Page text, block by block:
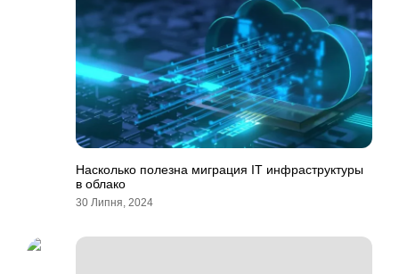
Насколько полезна миграция IT инфраструктуры
в облако
30 Липня, 2024